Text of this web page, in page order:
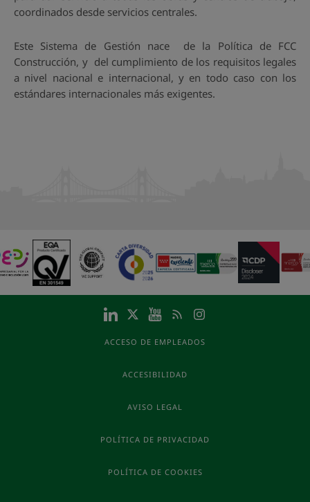
coordinados desde servicios centrales.
Este Sistema de Gestión nace de la Política de FCC
Construcción, y del cumplimiento de los requisitos legales
a nivel nacional e internacional, y en todo caso con los
estándares internacionales más exigentes.
ACCESO DE EMPLEADOS
ACCESIBILIDAD
AVISO LEGAL
POLÍTICA DE PRIVACIDAD
POLÍTICA DE COOKIES